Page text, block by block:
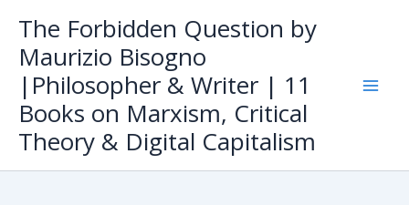
content
The Forbidden Question by
Maurizio Bisogno
|Philosopher & Writer | 11
Books on Marxism, Critical
Theory & Digital Capitalism